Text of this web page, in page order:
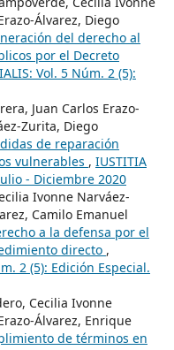
Álvarez, Diego
del derecho al
por el Decreto
Vol. 5 Núm. 2 (5):
Juan Carlos Erazo-
Zurita, Diego
de reparación
vulnerables , IUSTITIA
- Diciembre 2020
Ivonne Narváez-
Camilo Emanuel
a la defensa por el
directo ,
2 (5): Edición Especial.
Cecilia Ivonne
Álvarez, Enrique
de términos en